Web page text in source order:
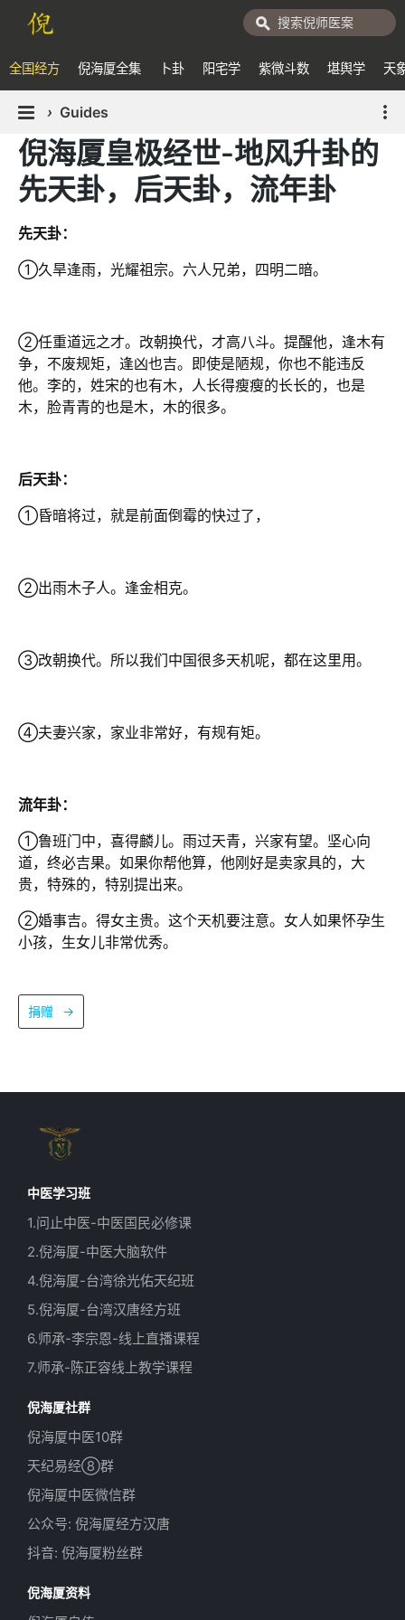
全国经方 倪海厦全集 卜卦 阳宅学 紫微斗数 堪舆学 天
› Guides
倪海厦皇极经世-地风升卦的
先天卦，后天卦，流年卦
先天卦：
①久旱逢雨，光耀祖宗。六人兄弟，四明二暗。
②任重道远之才。改朝换代，才高八斗。提醒他，逢木有
争，不废规矩，逢凶也吉。即使是陋规，你也不能违反
他。李的，姓宋的也有木，人长得瘦瘦的长长的，也是
木，脸青青的也是木，木的很多。
后天卦：
①昏暗将过，就是前面倒霉的快过了，
②出雨木子人。逢金相克。
③改朝换代。所以我们中国很多天机呢，都在这里用。
④夫妻兴家，家业非常好，有规有矩。
流年卦：
①鲁班门中，喜得麟儿。雨过天青，兴家有望。坚心向
道，终必吉果。如果你帮他算，他刚好是卖家具的，大
贵，特殊的，特别提出来。
②婚事吉。得女主贵。这个天机要注意。女人如果怀孕生
小孩，生女儿非常优秀。
捐赠 →
中医学习班
1.问止中医-中医国民必修课
2.倪海厦-中医大脑软件
4.倪海厦-台湾徐光佑天纪班
5.倪海厦-台湾汉唐经方班
6.师承-李宗恩-线上直播课程
7.师承-陈正容线上教学课程
倪海厦社群
倪海厦中医10群
天纪易经⑧群
倪海厦中医微信群
公众号: 倪海厦经方汉唐
抖音: 倪海厦粉丝群
倪海厦资料